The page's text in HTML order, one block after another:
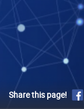
Share this page!